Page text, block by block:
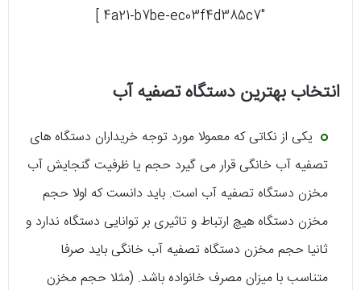
4a21-b7be-ec03f4d385c7″ ]
انتخاب بهترین دستگاه تصفیه آب
یکی از نکاتی که معمولا مورد توجه خریداران دستگاه های
تصفیه آب خانگی قرار می گیرد حجم یا ظرفیت گنجایش آب
مخزن دستگاه تصفیه آب است. باید دانست که اولا حجم
مخزن دستگاه هیچ ارتباط و تاثیری بر توانایی دستگاه ندارد و
ثانیا حجم مخزن دستگاه تصفیه آب خانگی باید صرفا
متناسب با میزان مصرف خانواده باشد. (مثلا حجم مخزن